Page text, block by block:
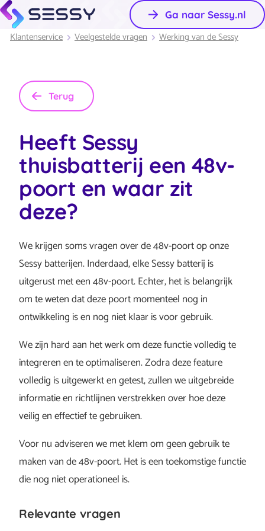
Ga naar Sessy.nl
Klantenservice Veelgestelde vragen Werking van de Sessy
Terug
Heeft Sessy
thuisbatterij een 48v-
poort en waar zit
deze?
We krijgen soms vragen over de 48v-poort op onze
Sessy batterijen. Inderdaad, elke Sessy batterij is
uitgerust met een 48v-poort. Echter, het is belangrijk
om te weten dat deze poort momenteel nog in
ontwikkeling is en nog niet klaar is voor gebruik.
We zijn hard aan het werk om deze functie volledig te
integreren en te optimaliseren. Zodra deze feature
volledig is uitgewerkt en getest, zullen we uitgebreide
informatie en richtlijnen verstrekken over hoe deze
veilig en effectief te gebruiken.
Voor nu adviseren we met klem om geen gebruik te
maken van de 48v-poort. Het is een toekomstige functie
die nog niet operationeel is.
Relevante vragen